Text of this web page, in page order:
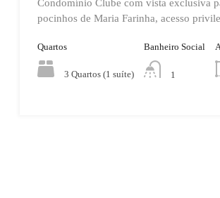
Condomínio Clube com vista exclusiva
pocinhos de Maria Farinha, acesso
Quartos
3 Quartos (1 suíte)
Banheiro Social
1